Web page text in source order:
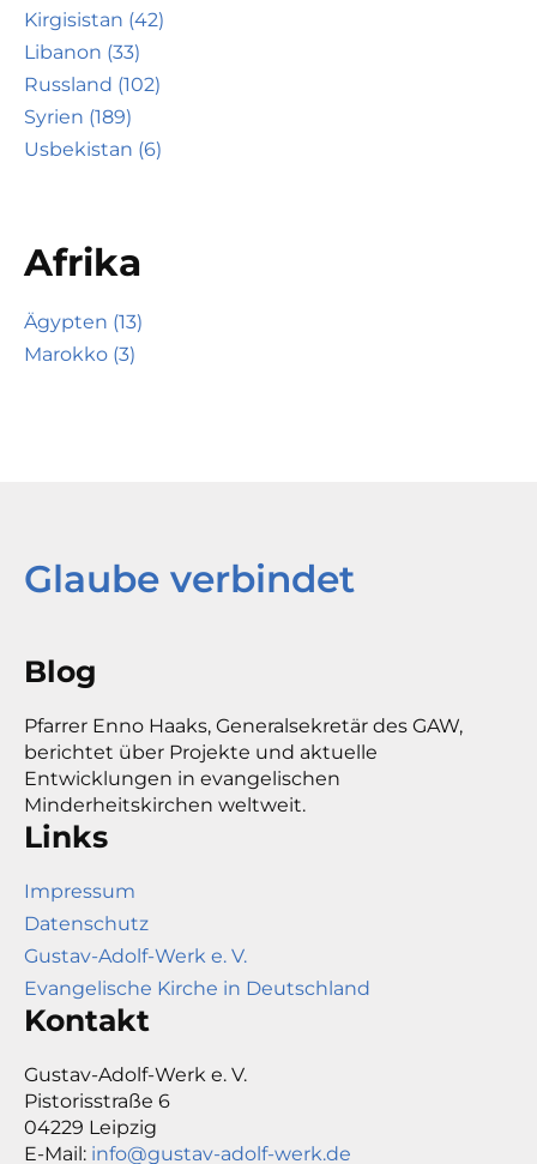
Kirgisistan (42)
Libanon (33)
Russland (102)
Syrien (189)
Usbekistan (6)
Afrika
Ägypten (13)
Marokko (3)
Glaube verbindet
Blog
Pfarrer Enno Haaks, Generalsekretär des GAW,
berichtet über Projekte und aktuelle
Entwicklungen in evangelischen
Minderheitskirchen weltweit.
Links
Impressum
Datenschutz
Gustav-Adolf-Werk e. V.
Evangelische Kirche in Deutschland
Kontakt
Gustav-Adolf-Werk e. V.
Pistorisstraße 6
04229 Leipzig
E-Mail: info@gustav-adolf-werk.de